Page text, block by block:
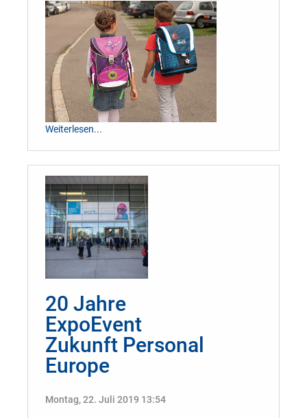
Weiterlesen...
20 Jahre
ExpoEvent
Zukunft Personal
Europe
Montag, 22. Juli 2019 13:54